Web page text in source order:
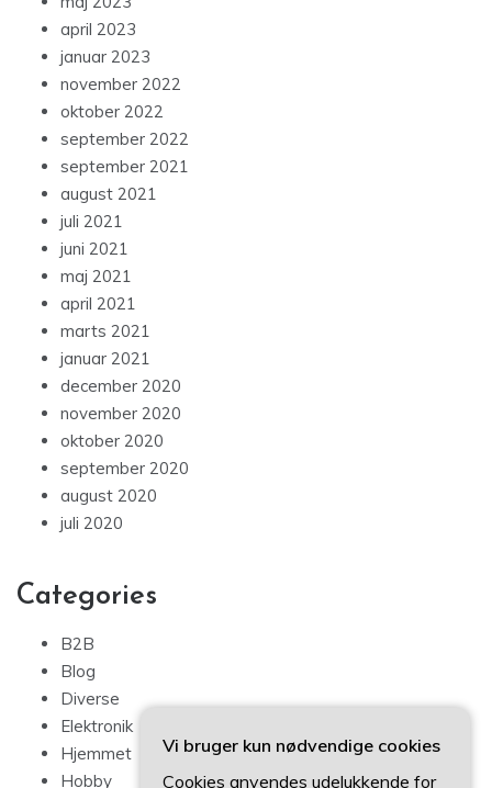
april 2023
januar 2023
november 2022
oktober 2022
september 2022
september 2021
august 2021
juli 2021
juni 2021
maj 2021
april 2021
marts 2021
januar 2021
december 2020
november 2020
oktober 2020
september 2020
august 2020
juli 2020
Categories
B2B
Blog
Diverse
Elektronik
Hjemmet
Hobby
Vi bruger kun nødvendige cookies
Cookies anvendes udelukkende for